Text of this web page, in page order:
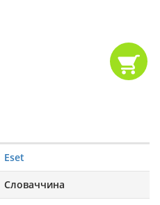
Eset
Словаччина